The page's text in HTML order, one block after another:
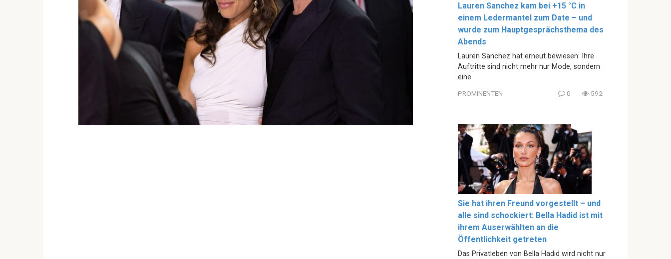
Lauren Sanchez kam bei +15 °C in
einem Ledermantel zum Date – und
wurde zum Hauptgesprächsthema des
Abends
Lauren Sanchez hat erneut bewiesen: Ihre
Auftritte sind nicht mehr nur Mode, sondern
eine
PROMINENTEN 0 592
Sie hat ihren Freund vorgestellt – und
alle sind schockiert: Bella Hadid ist mit
ihrem Auserwählten an die
Öffentlichkeit getreten
Das Privatleben von Bella Hadid wird nicht nur